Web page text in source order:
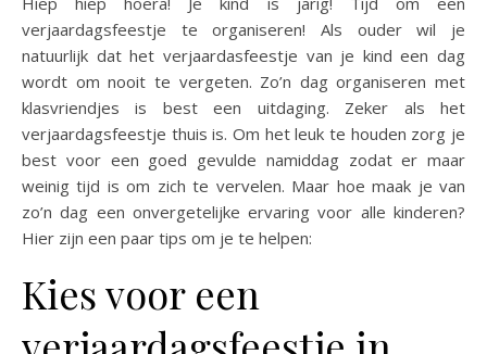
verjaardagsfeestje te organiseren! Als ouder wil je
natuurlijk dat het verjaardasfeestje van je kind een dag
wordt om nooit te vergeten. Zo’n dag organiseren met
klasvriendjes is best een uitdaging. Zeker als het
verjaardagsfeestje thuis is. Om het leuk te houden zorg je
best voor een goed gevulde namiddag zodat er maar
weinig tijd is om zich te vervelen. Maar hoe maak je van
zo’n dag een onvergetelijke ervaring voor alle kinderen?
Hier zijn een paar tips om je te helpen:
Kies voor een